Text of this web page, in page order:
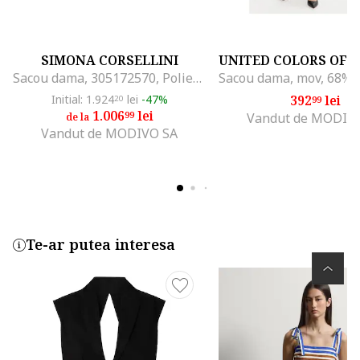
SIMONA CORSELLINI
Sacou dama, 305172570, Poliester, Verde, Verde
Initial: 1.92420 lei -47%
de la1.00699lei
Vandut de MODIVO SA
39299lei
Vandut de
Te-ar putea interesa